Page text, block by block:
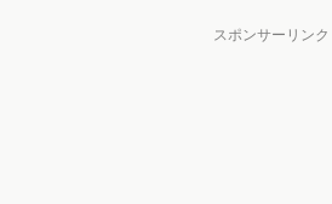
スポンサーリンク